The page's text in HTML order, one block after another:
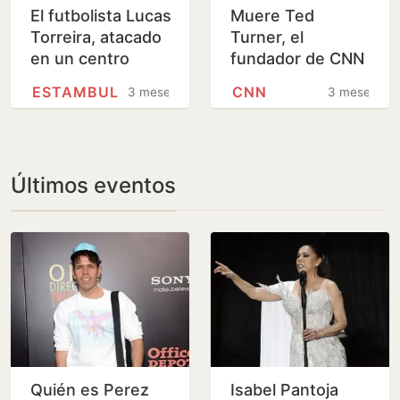
El futbolista Lucas
Torreira, atacado
en un centro
Estambul por un
3 meses
ESTAMBUL
Muere Ted
Turner, el
fundador de CNN
3 meses
CNN
Últimos eventos
Quién es Perez
Isabel Pantoja